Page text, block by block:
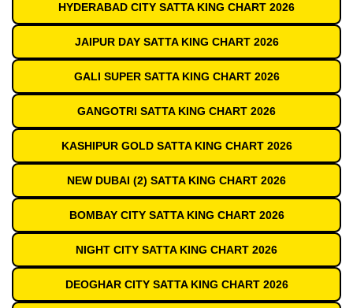
HYDERABAD CITY SATTA KING CHART 2026
JAIPUR DAY SATTA KING CHART 2026
GALI SUPER SATTA KING CHART 2026
GANGOTRI SATTA KING CHART 2026
KASHIPUR GOLD SATTA KING CHART 2026
NEW DUBAI (2) SATTA KING CHART 2026
BOMBAY CITY SATTA KING CHART 2026
NIGHT CITY SATTA KING CHART 2026
DEOGHAR CITY SATTA KING CHART 2026